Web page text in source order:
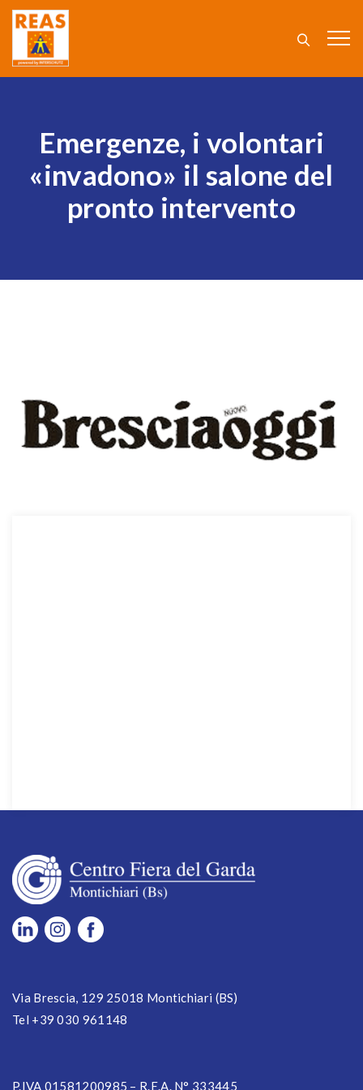
Emergenze, i volontari
«invadono» il salone del
pronto intervento
Via Brescia, 129 25018 Montichiari (BS)
Tel +39 030 961148
P.IVA 01581200985 – R.E.A. N° 333445